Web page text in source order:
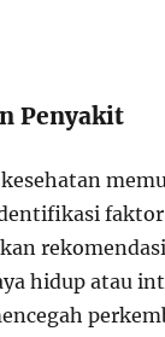
Penyakit
hidup atau